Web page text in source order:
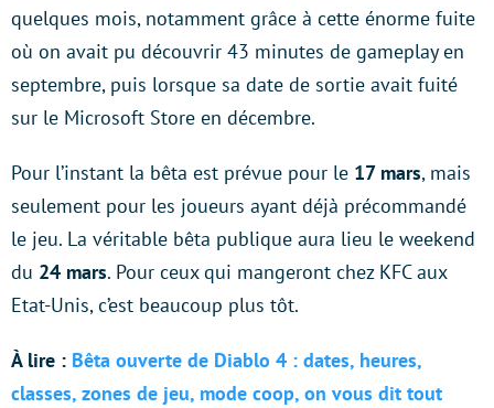
quelques mois, notamment grâce à cette énorme fuite
où on avait pu découvrir 43 minutes de gameplay en
septembre, puis lorsque sa date de sortie avait fuité
sur le Microsoft Store en décembre.
Pour l’instant la bêta est prévue pour le 17 mars, mais
seulement pour les joueurs ayant déjà précommandé
le jeu. La véritable bêta publique aura lieu le weekend
du 24 mars. Pour ceux qui mangeront chez KFC aux
Etat-Unis, c’est beaucoup plus tôt.
À lire : Bêta ouverte de Diablo 4 : dates, heures,
classes, zones de jeu, mode coop, on vous dit tout